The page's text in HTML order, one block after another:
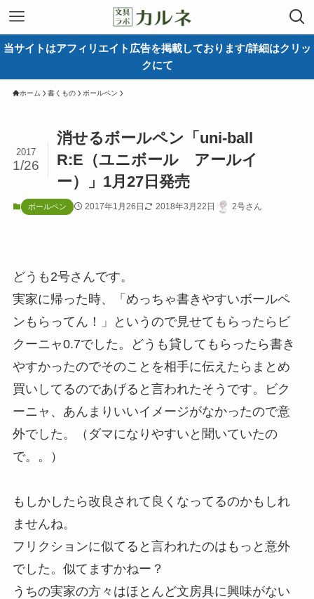
当サイトはアフィリエイト広告を掲載しております/詳細はクリッ
クにて
ホーム 書くもの ボールペン
消せるボールペン「uni-ball
R:E（ユニボール アールイ
ー）」1月27日発売
2017
1/26
ボールペン 2017年1月26日 2018年3月22日 2号さん
どうも2号さんです。
実家に帰った時、「めっちゃ書きやすいボールペ
ンもらってん！」というので見せてもらったらビ
クーニャ0.7でした。どうも貸してもらったら書き
やすかったのでそのことを相手に伝えたらまとめ
買いしてるのであげると言われたそうです。ビク
ーニャ、あんまりいいイメージがなかったので意
外でした。（ダマになりやすいと聞いていたの
で。。）
もしかしたら改良されて良くなってるのかもしれ
ませんね。
フリクションに似てると言われたのはもっと意外
でした。似てますかねー？
うちの実家の方々はほとんど文房具に興味がない